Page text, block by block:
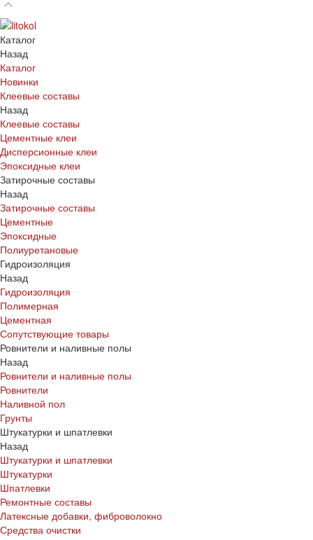
Каталог
Назад
Каталог
Новинки
Клеевые составы
Назад
Клеевые составы
Цементные клеи
Дисперсионные клеи
Эпоксидные клеи
Затирочные составы
Назад
Затирочные составы
Цементные
Эпоксидные
Полиуретановые
Гидроизоляция
Назад
Гидроизоляция
Полимерная
Цементная
Сопутствующие товары
Ровнители и наливные полы
Назад
Ровнители и наливные полы
Ровнители
Наливной пол
Грунты
Штукатурки и шпатлевки
Назад
Штукатурки и шпатлевки
Штукатурки
Шпатлевки
Ремонтные составы
Латексные добавки, фиброволокно
Средства очистки